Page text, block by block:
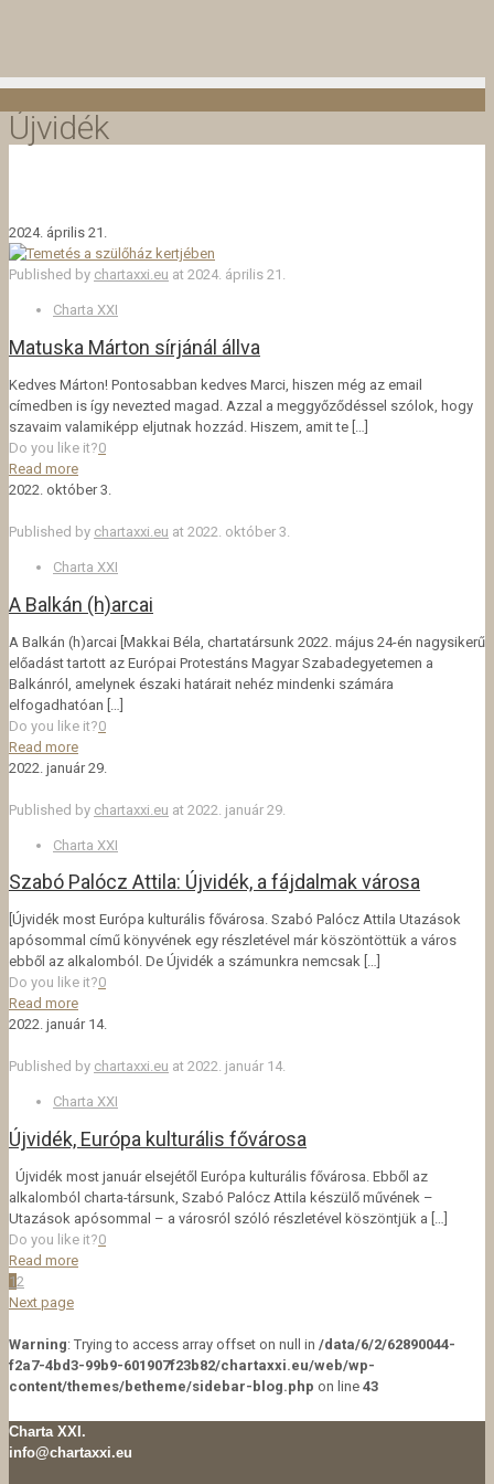
Újvidék
2024. április 21.
Published by chartaxxi.eu at 2024. április 21.
Charta XXI
Matuska Márton sírjánál állva
Kedves Márton! Pontosabban kedves Marci, hiszen még az email
címedben is így nevezted magad. Azzal a meggyőződéssel szólok, hogy
szavaim valamiképp eljutnak hozzád. Hiszem, amit te […]
Do you like it?0
Read more
2022. október 3.
Published by chartaxxi.eu at 2022. október 3.
Charta XXI
A Balkán (h)arcai
A Balkán (h)arcai [Makkai Béla, chartatársunk 2022. május 24-én nagysikerű
előadást tartott az Európai Protestáns Magyar Szabadegyetemen a
Balkánról, amelynek északi határait nehéz mindenki számára
elfogadhatóan […]
Do you like it?0
Read more
2022. január 29.
Published by chartaxxi.eu at 2022. január 29.
Charta XXI
Szabó Palócz Attila: Újvidék, a fájdalmak városa
[Újvidék most Európa kulturális fővárosa. Szabó Palócz Attila Utazások
apósommal című könyvének egy részletével már köszöntöttük a város
ebből az alkalomból. De Újvidék a számunkra nemcsak […]
Do you like it?0
Read more
2022. január 14.
Published by chartaxxi.eu at 2022. január 14.
Charta XXI
Újvidék, Európa kulturális fővárosa
Újvidék most január elsejétől Európa kulturális fővárosa. Ebből az
alkalomból charta-társunk, Szabó Palócz Attila készülő művének –
Utazások apósommal – a városról szóló részletével köszöntjük a […]
Do you like it?0
Read more
12
Next page
Warning: Trying to access array offset on null in /data/6/2/62890044-
f2a7-4bd3-99b9-601907f23b82/chartaxxi.eu/web/wp-
content/themes/betheme/sidebar-blog.php on line 43
Charta XXI.
info@chartaxxi.eu